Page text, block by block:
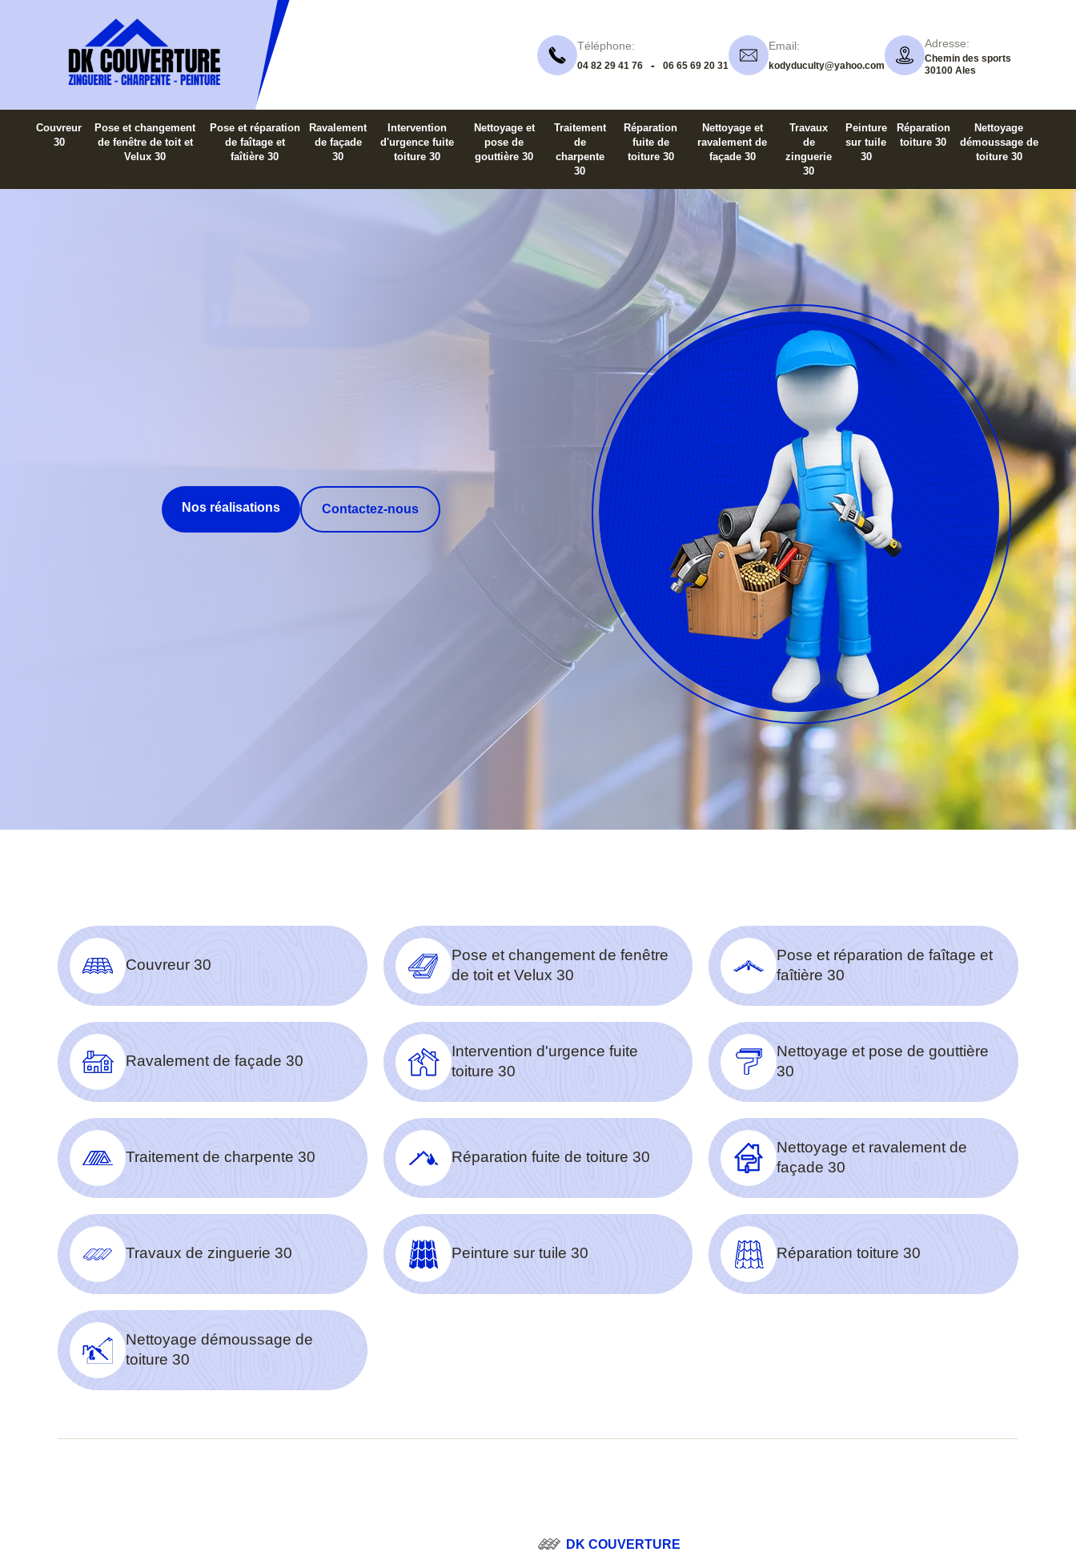
Téléphone:
04 82 29 41 76 - 06 65 69 20 31
Email:
kodyduculty@yahoo.com
Adresse:
Chemin des sports
30100 Ales
Couvreur
30
Pose et changement
de fenêtre de toit et
Velux 30
Pose et réparation
de faîtage et
faîtière 30
Ravalement
de façade
30
Intervention
d'urgence fuite
toiture 30
Nettoyage et
pose de
gouttière 30
Traitement
de
charpente
30
Réparation
fuite de
toiture 30
Nettoyage et
ravalement de
façade 30
Travaux
de
zinguerie
30
Peinture
sur tuile
30
Réparation
toiture 30
Nettoyage
démoussage de
toiture 30
Nos réalisations Contactez-nous
Couvreur 30
Pose et changement de fenêtre
de toit et Velux 30
Pose et réparation de faîtage et
faîtière 30
Ravalement de façade 30
Intervention d'urgence fuite
toiture 30
Nettoyage et pose de gouttière
30
Traitement de charpente 30 Réparation fuite de toiture 30
Nettoyage et ravalement de
façade 30
Travaux de zinguerie 30 Peinture sur tuile 30 Réparation toiture 30
Nettoyage démoussage de
toiture 30
DK COUVERTURE